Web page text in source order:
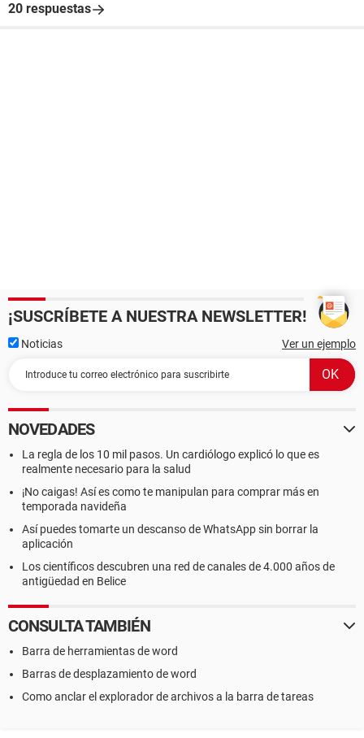
20 respuestas
¡SUSCRÍBETE A NUESTRA NEWSLETTER!
Noticias Ver un ejemplo
NOVEDADES
La regla de los 10 mil pasos. Un cardiólogo explicó lo que es
realmente necesario para la salud
¡No caigas! Así es como te manipulan para comprar más en
temporada navideña
Así puedes tomarte un descanso de WhatsApp sin borrar la
aplicación
Los científicos descubren una red de canales de 4.000 años de
antigüedad en Belice
CONSULTA TAMBIÉN
Barra de herramientas de word
Barras de desplazamiento de word
Como anclar el explorador de archivos a la barra de tareas